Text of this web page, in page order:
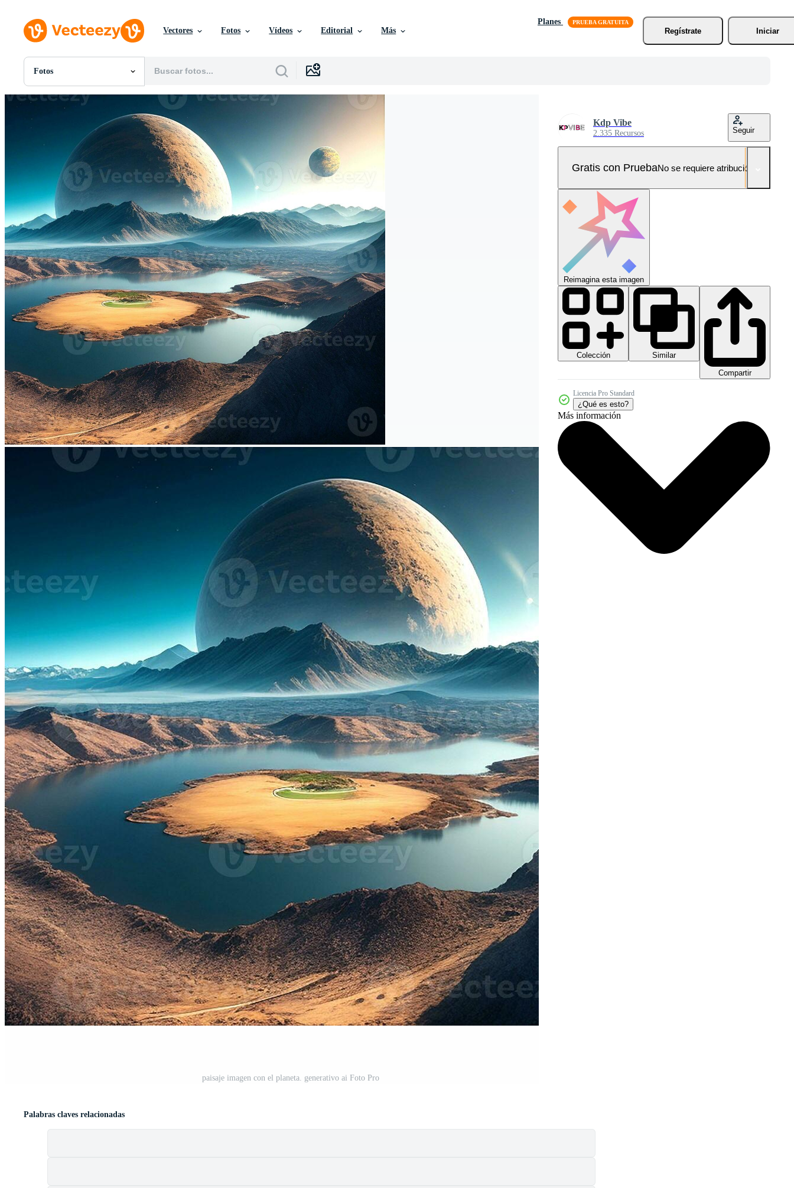
Vectores Fotos Vídeos Editorial Más
Planes
Regístrate
Iniciar
Fotos
Todas Imágenes
Fotos
Plantillas
Vectores
Videos
Gráficos en Movimiento
Imágenes Editoriales
Eventos Editoriales
paisaje imagen con el planeta. generativo ai Foto Pro
Kdp Vibe
2.335 Recursos Seguir
Gratis con PruebaNo se requiere atribución!
Reimagina esta imagen
Colección
Similar
Compartir
Licencia Pro Standard
¿Qué es esto?
Más información
Palabras claves relacionadas